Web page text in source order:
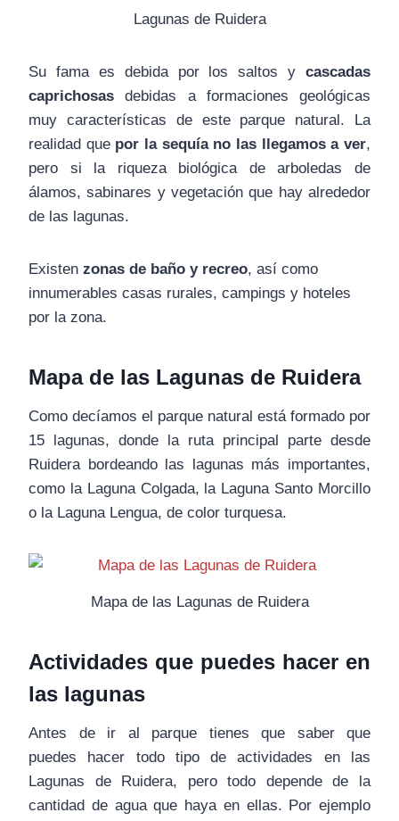
Lagunas de Ruidera
Su fama es debida por los saltos y cascadas
caprichosas debidas a formaciones geológicas
muy características de este parque natural. La
realidad que por la sequía no las llegamos a ver,
pero si la riqueza biológica de arboledas de
álamos, sabinares y vegetación que hay alrededor
de las lagunas.
Existen zonas de baño y recreo, así como
innumerables casas rurales, campings y hoteles
por la zona.
Mapa de las Lagunas de Ruidera
Como decíamos el parque natural está formado por
15 lagunas, donde la ruta principal parte desde
Ruidera bordeando las lagunas más importantes,
como la Laguna Colgada, la Laguna Santo Morcillo
o la Laguna Lengua, de color turquesa.
Mapa de las Lagunas de Ruidera
Actividades que puedes hacer en
las lagunas
Antes de ir al parque tienes que saber que
puedes hacer todo tipo de actividades en las
Lagunas de Ruidera, pero todo depende de la
cantidad de agua que haya en ellas. Por ejemplo